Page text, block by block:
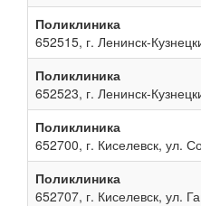
Поликлиника
652515, г. Ленинск-
Поликлиника
652523, г. Ленинск-
Поликлиника
652700, г. Киселевск, ул.
Поликлиника
652707, г. Киселевск, ул.